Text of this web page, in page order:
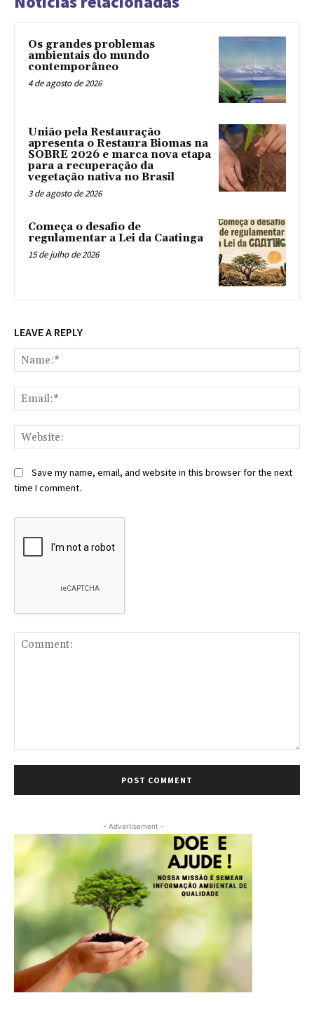
Os grandes problemas
ambientais do mundo
contemporâneo
4 de agosto de 2026
União pela Restauração
apresenta o Restaura Biomas na
SOBRE 2026 e marca nova etapa
para a recuperação da
vegetação nativa no Brasil
3 de agosto de 2026
Começa o desafio de
regulamentar a Lei da Caatinga
15 de julho de 2026
LEAVE A REPLY
Save my name, email, and website in this browser for the next
time I comment.
- Advertisement -